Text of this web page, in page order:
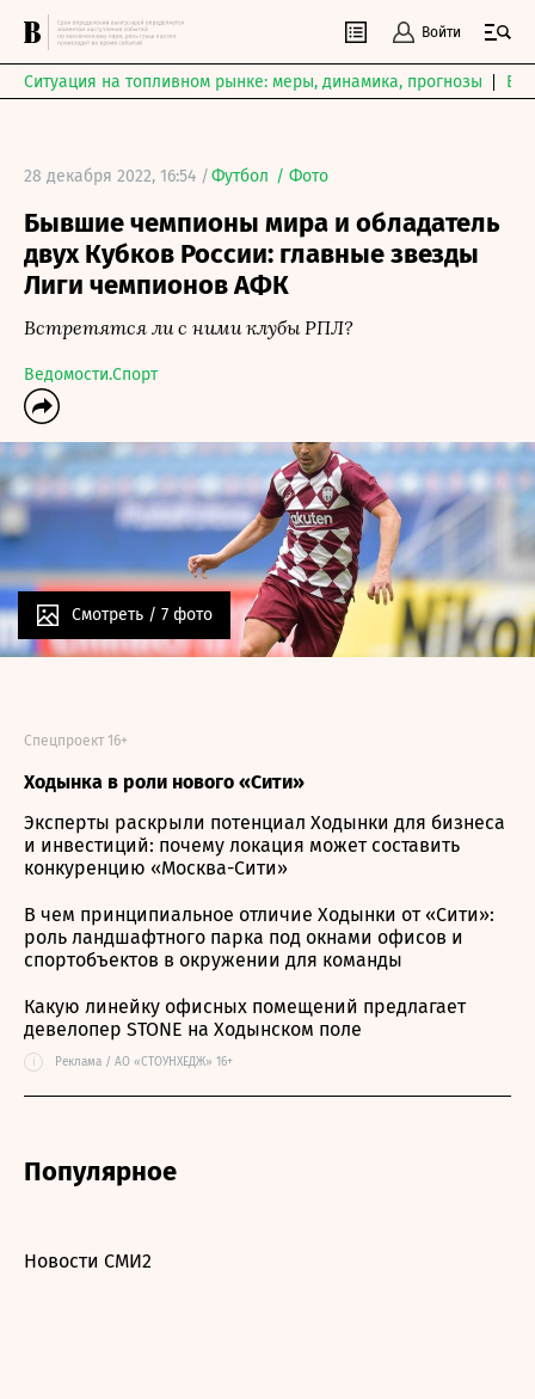
Войти
Ситуация на топливном рынке: меры, динамика, прогнозы
28 декабря 2022, 16:54 /Футбол / Фото
Бывшие чемпионы мира и обладатель
двух Кубков России: главные звезды
Лиги чемпионов АФК
Встретятся ли с ними клубы РПЛ?
Ведомости.Спорт
Смотреть / 7 фото
Ходынка в роли нового «Сити»
Спецпроект 16+
Эксперты раскрыли потенциал Ходынки для бизнеса
и инвестиций: почему локация может составить
конкуренцию «Москва-Сити»
В чем принципиальное отличие Ходынки от «Сити»:
роль ландшафтного парка под окнами офисов и
спортобъектов в окружении для команды
Какую линейку офисных помещений предлагает
девелопер STONE на Ходынском поле
i Реклама / АО «СТОУНХЕДЖ» 16+
Популярное
Новости СМИ2